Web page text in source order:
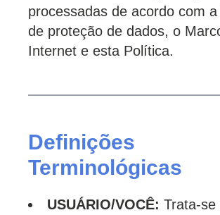
processadas de acordo com
de proteção de dados, o
Internet e esta Política.
Definições
Terminológicas
USUÁRIO/VOCÊ: Trata-se